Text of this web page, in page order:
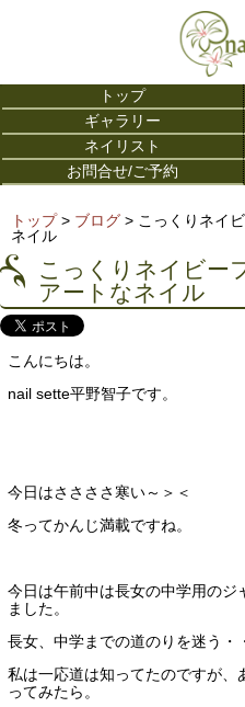
トップ
ギャラリー
ネイリスト
お問合せ/ご予約
トップ> ブログ > こっくりネイ
ネイル
こっくりネイビー
アートなネイル
こんにちは。
nail sette平野智子です。
今日はささささ寒い～＞＜
冬ってかんじ満載ですね。
今日は午前中は長女の中学用のジ
ました。
長女、中学までの道のりを迷う・
私は一応道は知ってたのですが
ってみたら。